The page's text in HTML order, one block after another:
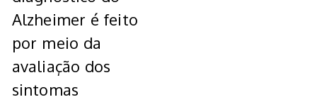
Alzheimer é feito
por meio da
avaliação dos
sintomas